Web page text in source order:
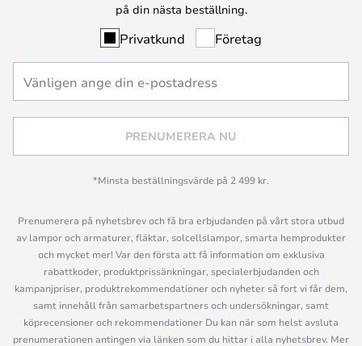
på din nästa beställning.
Privatkund Företag
PRENUMERERA NU
*Minsta beställningsvärde på 2 499 kr.
Prenumerera på nyhetsbrev och få bra erbjudanden på vårt stora utbud
av lampor och armaturer, fläktar, solcellslampor, smarta hemprodukter
och mycket mer! Var den första att få information om exklusiva
rabattkoder, produktprissänkningar, specialerbjudanden och
kampanjpriser, produktrekommendationer och nyheter så fort vi får dem,
samt innehåll från samarbetspartners och undersökningar, samt
köprecensioner och rekommendationer Du kan när som helst avsluta
prenumerationen antingen via länken som du hittar i alla nyhetsbrev. Mer